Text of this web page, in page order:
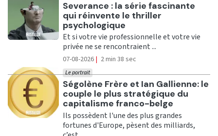
Ecouter
Severance : la série fascinante
qui réinvente le thriller
psychologique
Et si votre vie professionnelle et votre vie
privée ne se rencontraient ...
07-08-2026 | 2 min 38 sec
Ecouter
Ségolène Frère et Ian Gallienne: le
couple le plus stratégique du
capitalisme franco-belge
Le portrait
Ils possèdent l'une des plus grandes
fortunes d'Europe, pèsent des milliards,